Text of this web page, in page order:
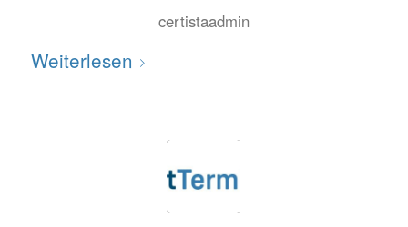
certistaadmin
Weiterlesen